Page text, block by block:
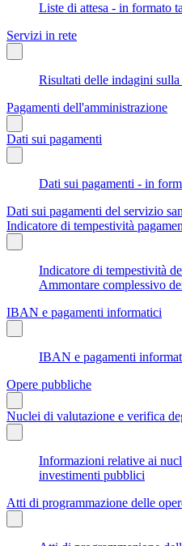
Liste di attesa - in formato
Servizi in rete
Risultati delle indagini
Pagamenti dell'amministrazione
Dati sui pagamenti
Dati sui pagamenti - in
Dati sui pagamenti del servizio
Indicatore di tempestività
Indicatore di tempestività
Ammontare complessivo
IBAN e pagamenti informatici
IBAN e pagamenti
Opere pubbliche
Nuclei di valutazione e verifica
Informazioni relative ai
investimenti pubblici
Atti di programmazione delle